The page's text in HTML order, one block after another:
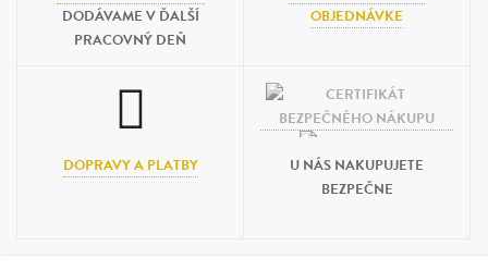
DODÁVAME V ĎALŠÍ
PRACOVNÝ DEŇ
OBJEDNÁVKE
DOPRAVY A PLATBY
U NÁS NAKUPUJETE
BEZPEČNE